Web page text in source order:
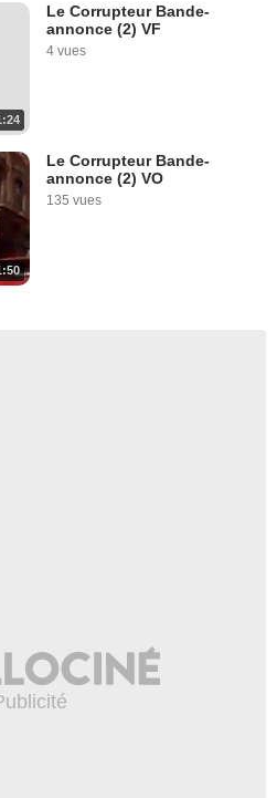
Le Corrupteur Bande-
annonce (2) VF
4 vues
Le Corrupteur Bande-
annonce (2) VO
135 vues